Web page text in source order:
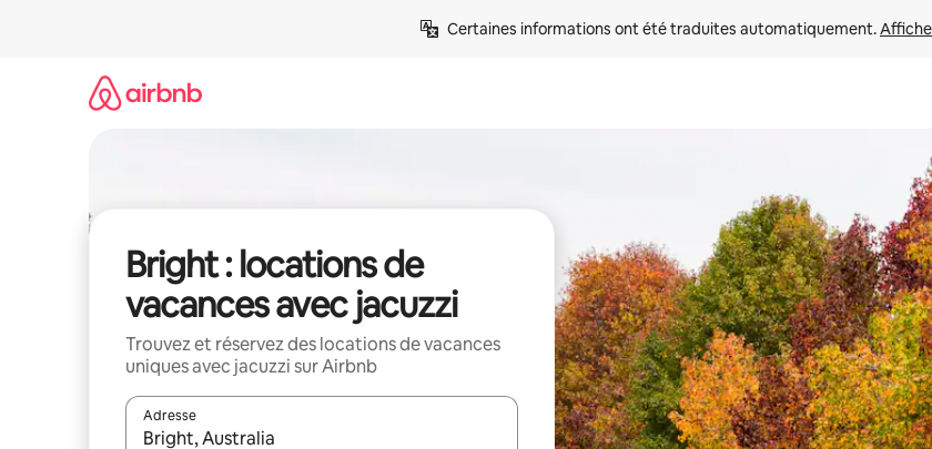
Certaines informations ont été traduites automatiquement.
Bright : locations de
vacances avec jacuzzi
Trouvez et réservez des locations de vacances
uniques avec jacuzzi sur Airbnb
Adresse
Lorsque les résultats s'affichent, utilisez les flèches vers le haut et vers le bas pour les parcourir ou en